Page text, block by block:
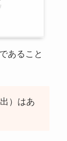
あること
）はあ